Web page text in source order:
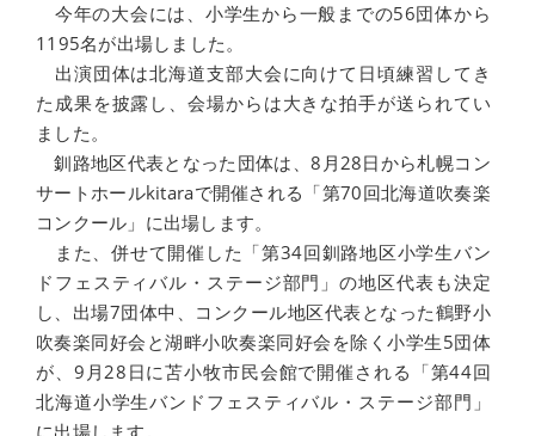
今年の大会には、小学生から一般までの56団体から
1195名が出場しました。
出演団体は北海道支部大会に向けて日頃練習してき
た成果を披露し、会場からは大きな拍手が送られてい
ました。
釧路地区代表となった団体は、8月28日から札幌コン
サートホールkitaraで開催される「第70回北海道吹奏楽
コンクール」に出場します。
また、併せて開催した「第34回釧路地区小学生バン
ドフェスティバル・ステージ部門」の地区代表も決定
し、出場7団体中、コンクール地区代表となった鶴野小
吹奏楽同好会と湖畔小吹奏楽同好会を除く小学生5団体
が、9月28日に苫小牧市民会館で開催される「第44回
北海道小学生バンドフェスティバル・ステージ部門」